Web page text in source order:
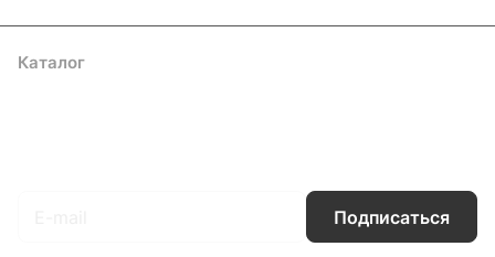
Каталог
Подписаться